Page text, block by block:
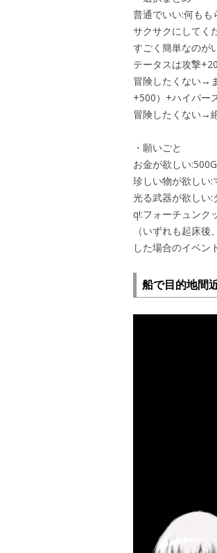
普通でいい:何もも
サクサクにしてく
すごく簡単なのが
テータスは攻撃
冒険したくない→
+500）+ハイパー
冒険したくない→
・願いごと
お金が欲しい:500G
珍しい物が欲しい:
光る武器が欲しい:
q!:フォーチュンク
（いずれも起床
した場合のイベン
船で目的地間